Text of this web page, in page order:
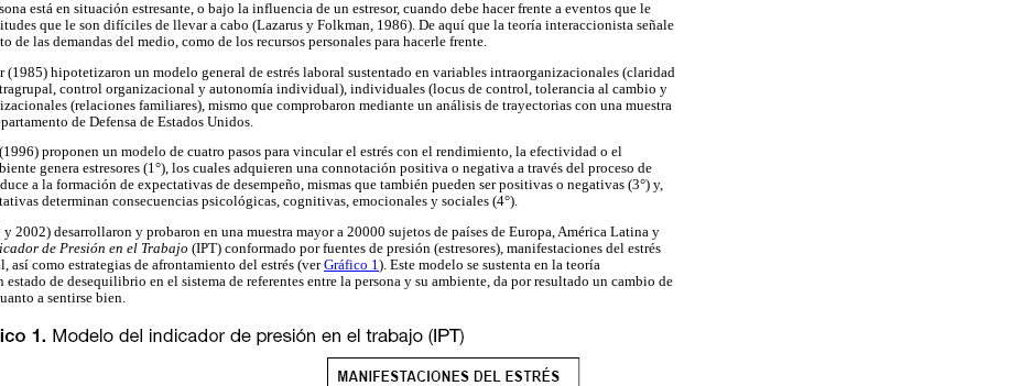
está en situación estresante, o bajo la influencia de un estresor, cuando debe hacer frente a eventos que le
que le son difíciles de llevar a cabo (Lazarus y Folkman, 1986). De aquí que la teoría interaccionista señale
de las demandas del medio, como de los recursos personales para hacerle frente.
hipotetizaron un modelo general de estrés laboral sustentado en variables intraorganizacionales (claridad
control organizacional y autonomía individual), individuales (locus de control, tolerancia al cambio y
(relaciones familiares), mismo que comprobaron mediante un análisis de trayectorias con una muestra
de Defensa de Estados Unidos.
proponen un modelo de cuatro pasos para vincular el estrés con el rendimiento, la efectividad o el
genera estresores (1°), los cuales adquieren una connotación positiva o negativa a través del proceso de
a la formación de expectativas de desempeño, mismas que también pueden ser positivas o negativas (3°) y,
determinan consecuencias psicológicas, cognitivas, emocionales y sociales (4°).
2002) desarrollaron y probaron en una muestra mayor a 20000 sujetos de países de Europa, América Latina y
de Presión en el Trabajo (IPT) conformado por fuentes de presión (estresores), manifestaciones del estrés
así como estrategias de afrontamiento del estrés (verGráfico 1). Este modelo se sustenta en la teoría
de desequilibrio en el sistema de referentes entre la persona y su ambiente, da por resultado un cambio de
a sentirse bien.